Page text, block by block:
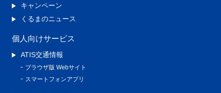
キャンペーン
くるまのニュース
個人向けサービス
ATIS交通情報
ブラウザ版 Webサイト
スマートフォンアプリ